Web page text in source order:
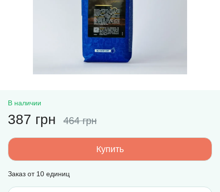
В наличии
387 грн 464 грн
Купить
Заказ от 10 единиц